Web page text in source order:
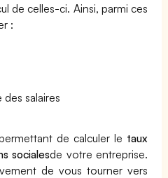
de celles-ci. Ainsi, parmi ces
:
salaires
de calculer le taux
socialesde votre entreprise.
de vous tourner vers